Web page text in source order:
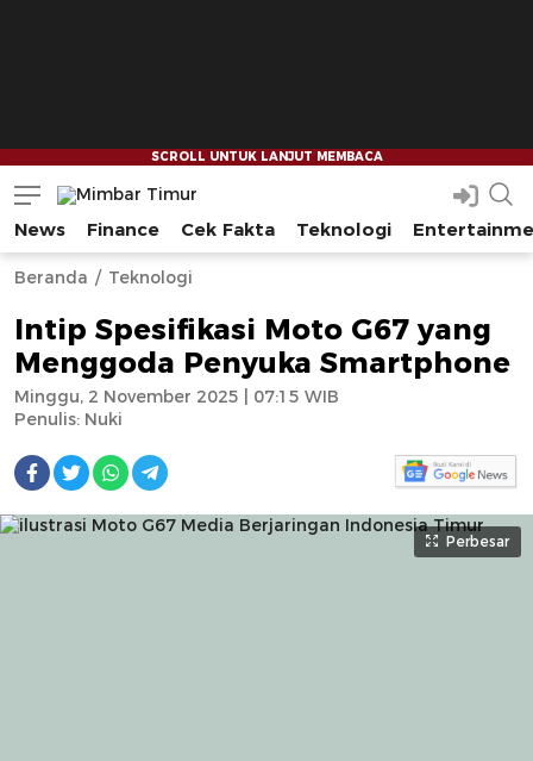
Mimbar Timur
Media Berjaringan Indonesia Timur
News Finance Cek Fakta Teknologi
Beranda Teknologi
Intip Spesifikasi Moto G67 yang
Menggoda Penyuka Smartphone
Penulis: Nuki
Minggu, 2 November 2025 | 07:15 WIB
Perbesar
--
--